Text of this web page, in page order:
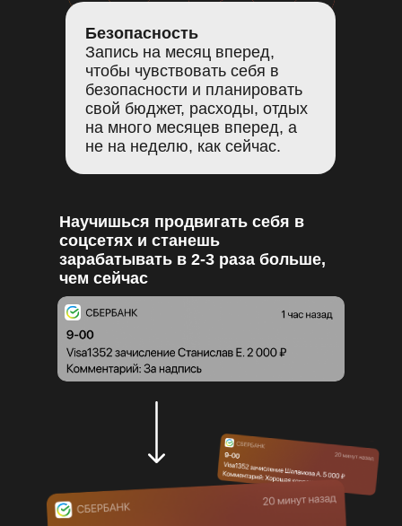
Безопасность
Запись на месяц вперед,
чтобы чувствовать себя в
безопасности и планировать
свой бюджет, расходы, отдых
на много месяцев вперед, а
не на неделю, как сейчас.
Научишься продвигать себя в
соцсетях и станешь
зарабатывать в 2-3 раза больше,
чем сейчас